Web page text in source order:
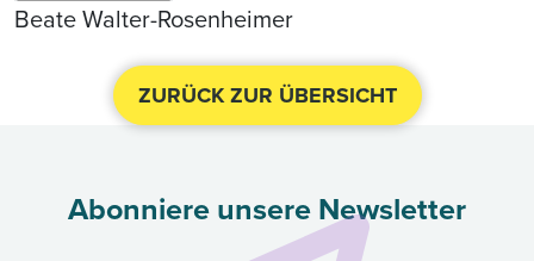
Beate Walter-Rosenheimer
ZURÜCK ZUR ÜBERSICHT
Abonniere unsere Newsletter